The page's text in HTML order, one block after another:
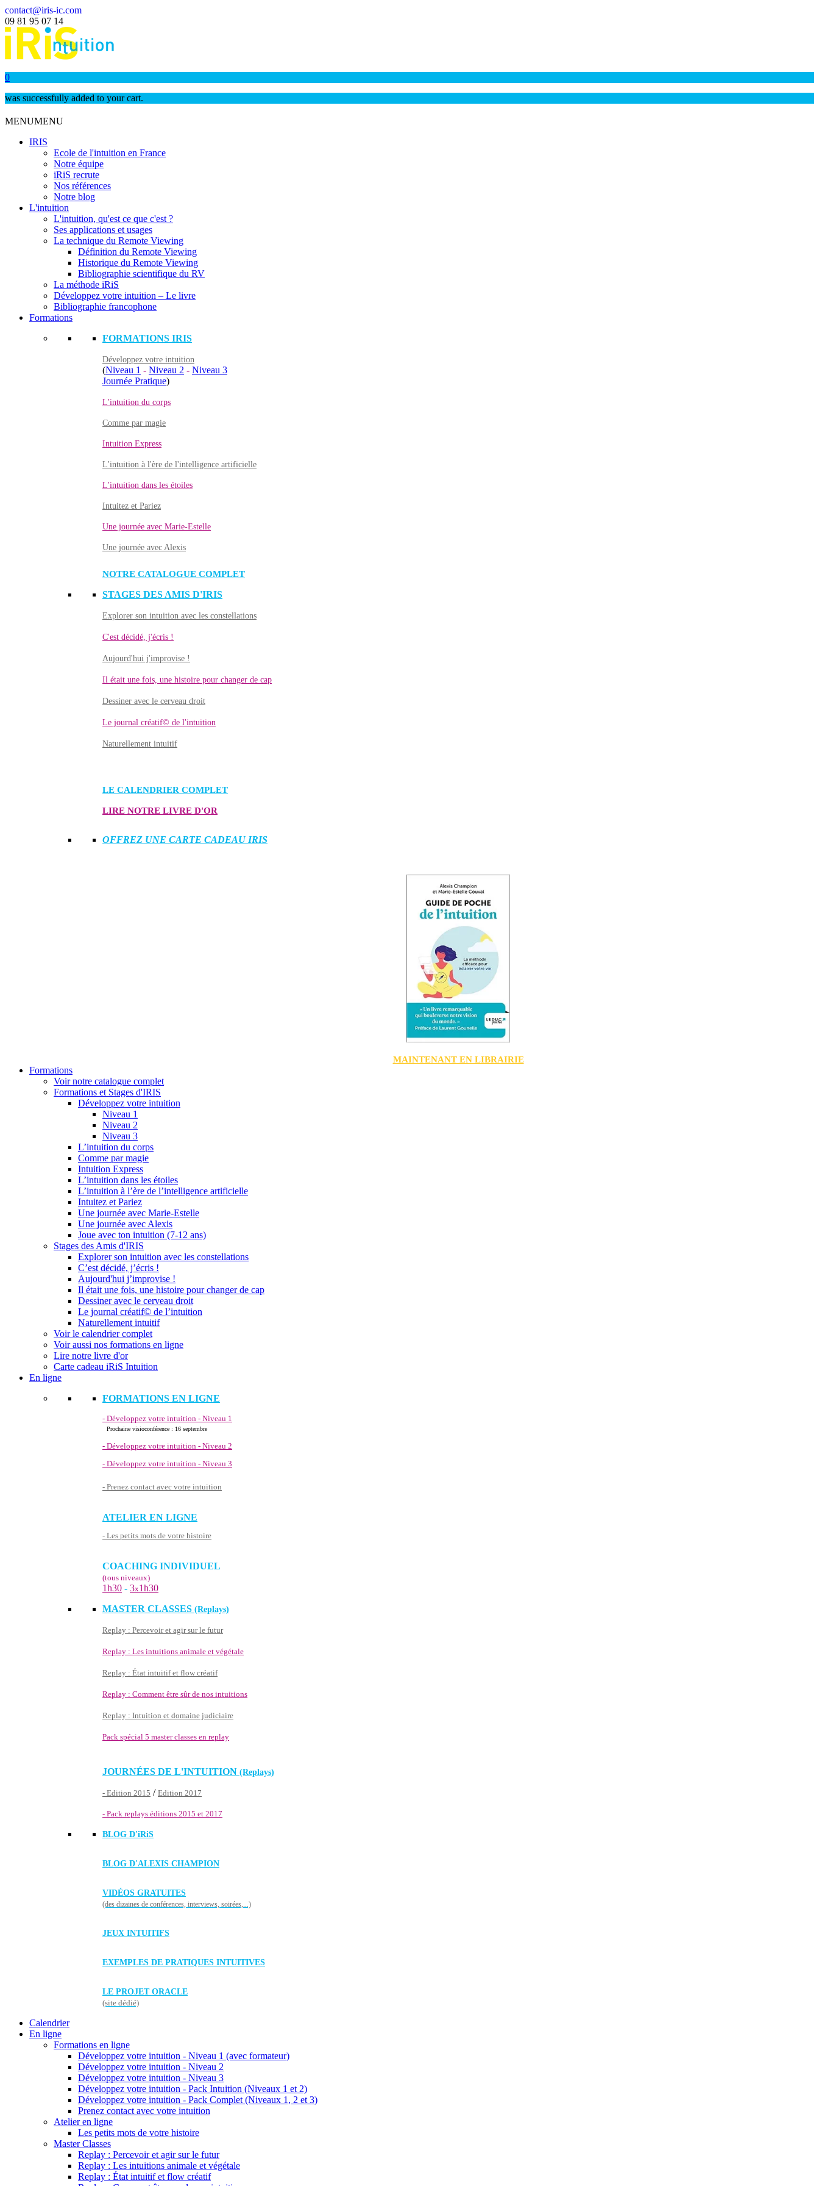
contact@iris-ic.com
09 81 95 07 14
0
was successfully added to your cart.
MENUMENU
IRIS
Ecole de l'intuition en France
Notre équipe
iRiS recrute
Nos références
Notre blog
L'intuition
L'intuition, qu'est ce que c'est ?
Ses applications et usages
La technique du Remote Viewing
Définition du Remote Viewing
Historique du Remote Viewing
Bibliographie scientifique du RV
La méthode iRiS
Développez votre intuition – Le livre
Bibliographie francophone
Formations
FORMATIONS IRIS
Développez votre intuition
(Niveau 1 - Niveau 2 - Niveau 3
Journée Pratique)
L'intuition du corps
Comme par magie
Intuition Express
L'intuition à l'ère de l'intelligence artificielle
L'intuition dans les étoiles
Intuitez et Pariez
Une journée avec Marie-Estelle
Une journée avec Alexis
NOTRE CATALOGUE COMPLET
STAGES DES AMIS D'IRIS
Explorer son intuition avec les constellations
C'est décidé, j'écris !
Aujourd'hui j'improvise !
Il était une fois, une histoire pour changer de cap
Dessiner avec le cerveau droit
Le journal créatif© de l'intuition
Naturellement intuitif
LE CALENDRIER COMPLET
LIRE NOTRE LIVRE D'OR
OFFREZ UNE CARTE CADEAU IRIS
MAINTENANT EN LIBRAIRIE
Formations
Voir notre catalogue complet
Formations et Stages d'IRIS
Développez votre intuition
Niveau 1
Niveau 2
Niveau 3
L’intuition du corps
Comme par magie
Intuition Express
L’intuition dans les étoiles
L’intuition à l’ère de l’intelligence artificielle
Intuitez et Pariez
Une journée avec Marie-Estelle
Une journée avec Alexis
Joue avec ton intuition (7-12 ans)
Stages des Amis d'IRIS
Explorer son intuition avec les constellations
C’est décidé, j’écris !
Aujourd'hui j’improvise !
Il était une fois, une histoire pour changer de cap
Dessiner avec le cerveau droit
Le journal créatif© de l’intuition
Naturellement intuitif
Voir le calendrier complet
Voir aussi nos formations en ligne
Lire notre livre d'or
Carte cadeau iRiS Intuition
En ligne
FORMATIONS EN LIGNE
- Développez votre intuition - Niveau 1
Prochaine visioconférence : 16 septembre
- Développez votre intuition - Niveau 2
- Développez votre intuition - Niveau 3
- Prenez contact avec votre intuition
ATELIER EN LIGNE
- Les petits mots de votre histoire
COACHING INDIVIDUEL
(tous niveaux)
1h30 - 3x1h30
MASTER CLASSES (Replays)
Replay : Percevoir et agir sur le futur
Replay : Les intuitions animale et végétale
Replay : État intuitif et flow créatif
Replay : Comment être sûr de nos intuitions
Replay : Intuition et domaine judiciaire
Pack spécial 5 master classes en replay
JOURNÉES DE L'INTUITION (Replays)
- Edition 2015 / Edition 2017
- Pack replays éditions 2015 et 2017
BLOG D'iRiS
BLOG D'ALEXIS CHAMPION
VIDÉOS GRATUITES
(des dizaines de conférences, interviews, soirées,...)
JEUX INTUITIFS
EXEMPLES DE PRATIQUES INTUITIVES
LE PROJET ORACLE
(site dédié)
Calendrier
En ligne
Formations en ligne
Développez votre intuition - Niveau 1 (avec formateur)
Développez votre intuition - Niveau 2
Développez votre intuition - Niveau 3
Développez votre intuition - Pack Intuition (Niveaux 1 et 2)
Développez votre intuition - Pack Complet (Niveaux 1, 2 et 3)
Prenez contact avec votre intuition
Atelier en ligne
Les petits mots de votre histoire
Master Classes
Replay : Percevoir et agir sur le futur
Replay : Les intuitions animale et végétale
Replay : État intuitif et flow créatif